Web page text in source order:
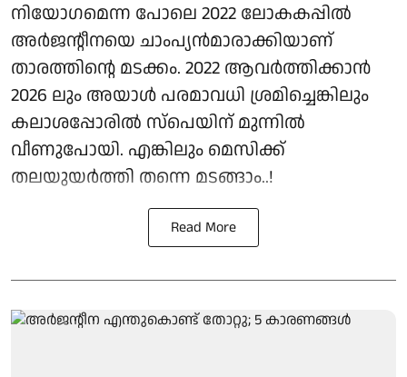
നിയോഗമെന്ന പോലെ 2022 ലോകകപ്പിൽ
അർജന്റീനയെ ചാംപ്യൻമാരാക്കിയാണ്
താരത്തിന്റെ മടക്കം. 2022 ആവർത്തിക്കാൻ
2026 ലും അയാൾ പരമാവധി ശ്രമിച്ചെങ്കിലും
കലാശപ്പോരിൽ സ്‌പെയിന് മുന്നിൽ
വീണുപോയി. എങ്കിലും മെസിക്ക്
തലയുയർത്തി തന്നെ മടങ്ങാം..!
Read More